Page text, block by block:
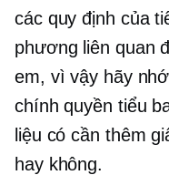
các quy định của
phương liên quan
em, vì vậy hãy
chính quyền tiểu
liệu có cần thêm
hay không.